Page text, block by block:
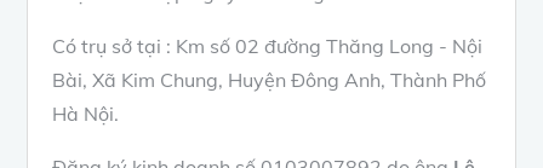
Có trụ sở tại : Km số 02 đường Thăng Long - Nội
Bài, Xã Kim Chung, Huyện Đông Anh, Thành Phố
Hà Nội.